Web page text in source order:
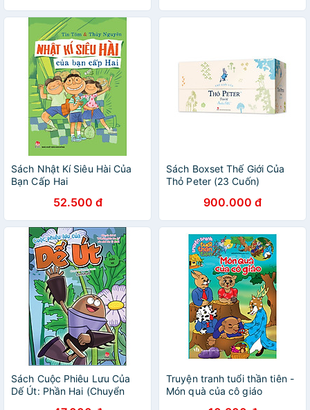
Sách Nhật Kí Siêu Hài Của
Bạn Cấp Hai
52.500 đ
Sách Boxset Thế Giới Của
Thỏ Peter (23 Cuốn)
900.000 đ
Sách Cuộc Phiêu Lưu Của
Dế Út: Phần Hai (Chuyển
Truyện tranh tuổi thần tiên -
Món quà của cô giáo